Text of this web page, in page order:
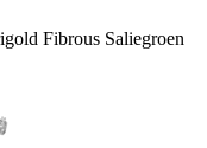
Fibrous Saliegroen